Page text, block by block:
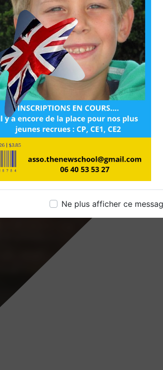
Ne plus afficher ce